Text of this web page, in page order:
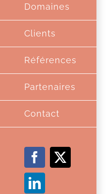
Domaines
Clients
Références
Partenaires
Contact
Facebook
X
LinkedIn